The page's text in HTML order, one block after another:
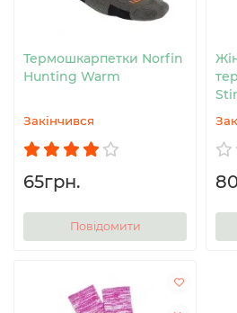
Термошкарпетки Norfin
Hunting Warm
Закінчився
65грн.
Повідомити